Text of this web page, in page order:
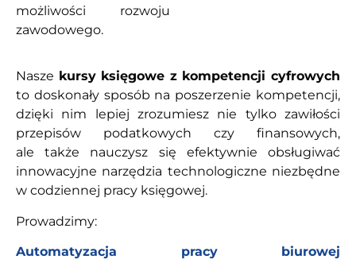
możliwości rozwoju
zawodowego.
Nasze kursy księgowe z kompetencji cyfrowych
to doskonały sposób na poszerzenie kompetencji,
dzięki nim lepiej zrozumiesz nie tylko zawiłości
przepisów podatkowych czy finansowych,
ale także nauczysz się efektywnie obsługiwać
innowacyjne narzędzia technologiczne niezbędne
w codziennej pracy księgowej.
Prowadzimy:
Automatyzacja pracy biurowej